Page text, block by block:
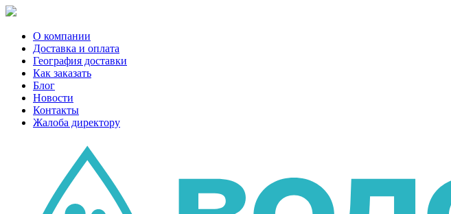
О компании
Доставка и оплата
География доставки
Как заказать
Блог
Новости
Контакты
Жалоба директору